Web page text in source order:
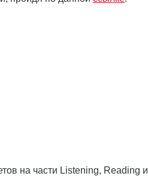
на части Listening, Reading и